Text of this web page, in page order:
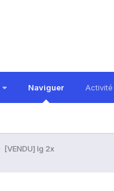
Naviguer Activité
[VENDU] lg 2x